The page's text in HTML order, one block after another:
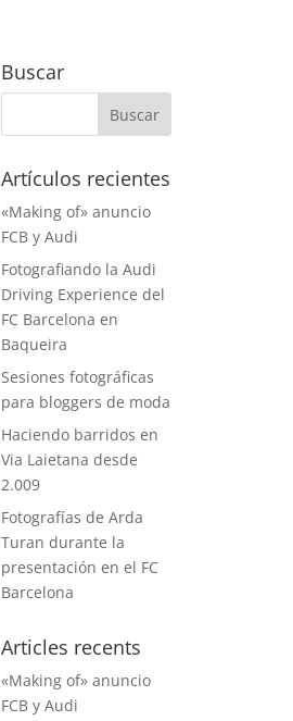
Buscar
Artículos recientes
«Making of» anuncio
FCB y Audi
Fotografiando la Audi
Driving Experience del
FC Barcelona en
Baqueira
Sesiones fotográficas
para bloggers de moda
Haciendo barridos en
Via Laietana desde
2.009
Fotografías de Arda
Turan durante la
presentación en el FC
Barcelona
Articles recents
«Making of» anuncio
FCB y Audi